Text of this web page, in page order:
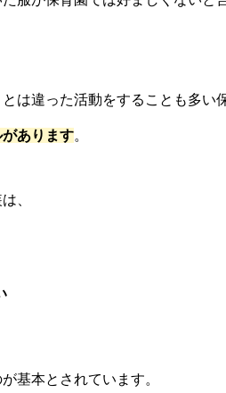
は違った活動をすることも多い
あります。
、
基本とされています。